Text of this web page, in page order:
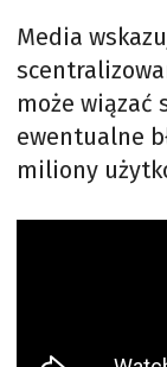
Media
może wiązać
ewentualne
miliony